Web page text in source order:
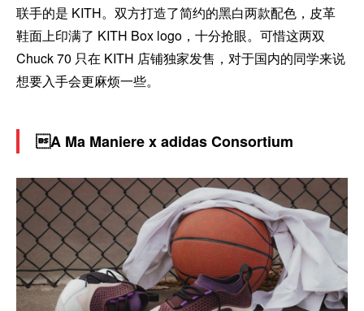
联手的是 KITH。双方打造了简约的黑白两款配色，皮革
鞋面上印满了 KITH Box logo，十分抢眼。可惜这两双
Chuck 70 只在 KITH 店铺独家发售，对于国内的同学来说
想要入手会更麻烦一些。
A Ma Maniere x adidas Consortium